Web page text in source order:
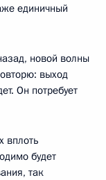
единичный
новой волны
выход
Он потребует
вплоть
будет
так